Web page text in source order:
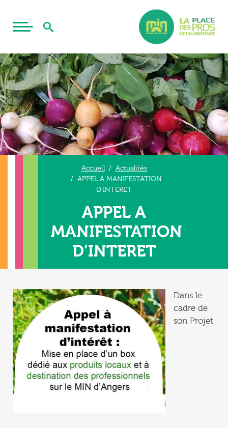
Accueil
Actualités
APPEL A MANIFESTATION
D’INTERET
APPEL A
MANIFESTATION
D’INTERET
Dans le
cadre de
son Projet